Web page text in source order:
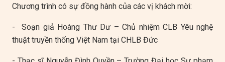
Chương trình có sự đồng hành của các vị khách mời:
- Soạn giả Hoàng Thư Dư – Chủ nhiệm CLB Yêu nghệ
thuật truyền thống Việt Nam tại CHLB Đức